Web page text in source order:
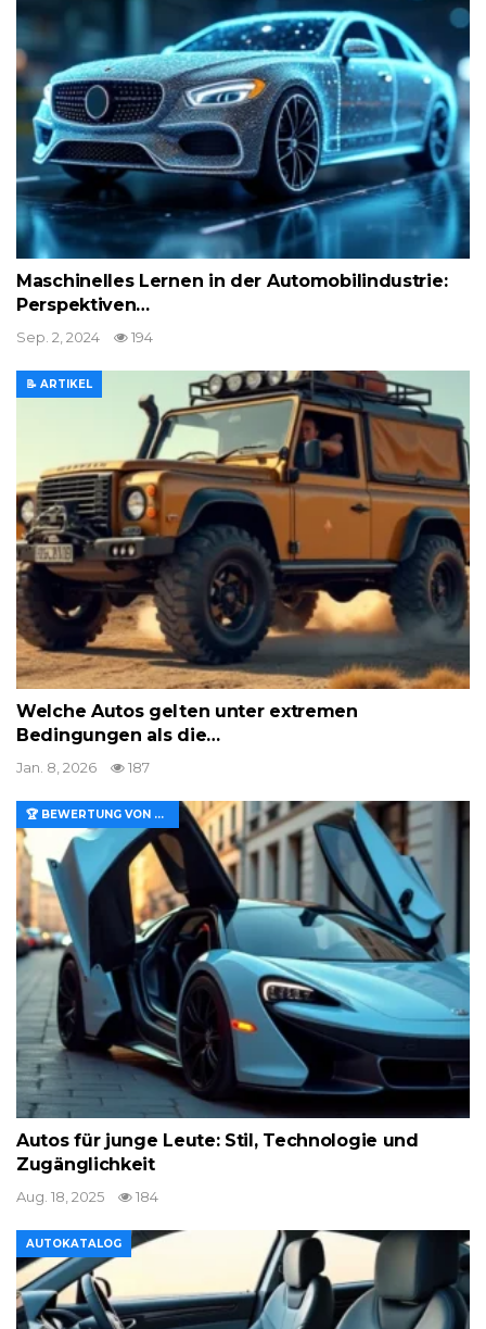
Maschinelles Lernen in der Automobilindustrie:
Perspektiven…
Sep. 2, 2024 194
📝 ARTIKEL
Welche Autos gelten unter extremen
Bedingungen als die…
Jan. 8, 2026 187
🏆 BEWERTUNG VON MERKMALEN UND WERT
Autos für junge Leute: Stil, Technologie und
Zugänglichkeit
Aug. 18, 2025 184
AUTOKATALOG